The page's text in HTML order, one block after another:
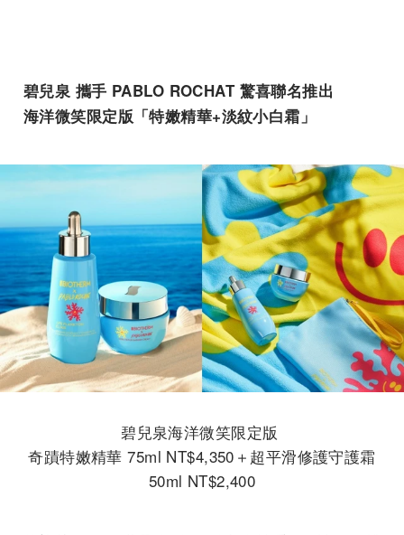
碧兒泉 攜手 PABLO ROCHAT 驚喜聯名推出
海洋微笑限定版「特嫩精華+淡紋小白霜」
碧兒泉海洋微笑限定版
奇蹟特嫩精華 75ml NT$4,350＋超平滑修護守護霜
50ml NT$2,400